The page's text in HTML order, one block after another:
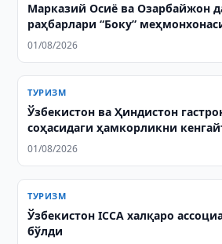
Марказий Осиё ва Озарбайжон
раҳбарлари “Боку”
маросимида иштирок этдилар
01/08/2026
ТУРИЗМ
Ўзбекистон ва Ҳиндистон
соҳасидаги ҳамкорликни
01/08/2026
ТУРИЗМ
Ўзбекистон ICCA халқаро
бўлди